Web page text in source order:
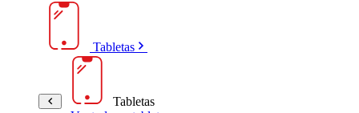
Tabletas
Tabletas